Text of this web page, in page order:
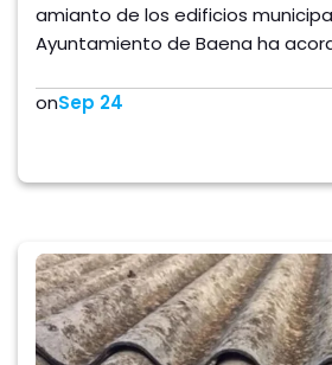
amianto de los edificios
Ayuntamiento de Baena ha
onSep 24